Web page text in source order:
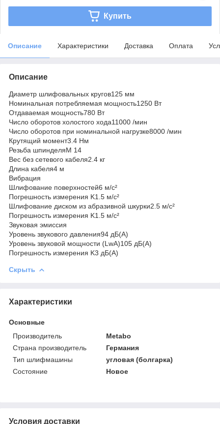
Купить
Описание Характеристики Доставка Оплата
Описание
Диаметр шлифовальных кругов125 мм
Номинальная потребляемая мощность1250 Вт
Отдаваемая мощность780 Вт
Число оборотов холостого хода11000 /мин
Число оборотов при номинальной нагрузке8000 /мин
Крутящий момент3.4 Нм
Резьба шпинделяM 14
Вес без сетевого кабеля2.4 кг
Длина кабеля4 м
Вибрация
Шлифование поверхностей6 м/с²
Погрешность измерения K1.5 м/с²
Шлифование диском из абразивной шкурки2.5 м/с²
Погрешность измерения K1.5 м/с²
Звуковая эмиссия
Уровень звукового давления94 дБ(А)
Уровень звуковой мощности (LwA)105 дБ(А)
Погрешность измерения K3 дБ(А)
Скрыть
Характеристики
Основные
Производитель
Metabo
Страна производитель
Германия
Тип шлифмашины
угловая (болгарка)
Состояние
Новое
Условия доставки